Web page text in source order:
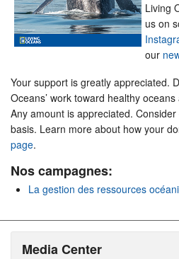
Living
us on
our
Your support is greatly appreciated.
Oceans’ work toward healthy
Any amount is appreciated.
basis. Learn more about how your
page.
Nos campagnes:
La gestion des ressources
Media Center